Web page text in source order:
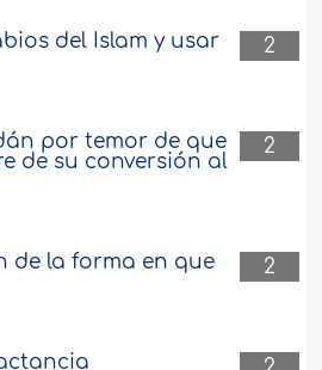
2
del Islam y usar
2
por temor de que
de su conversión al
2
de la forma en que